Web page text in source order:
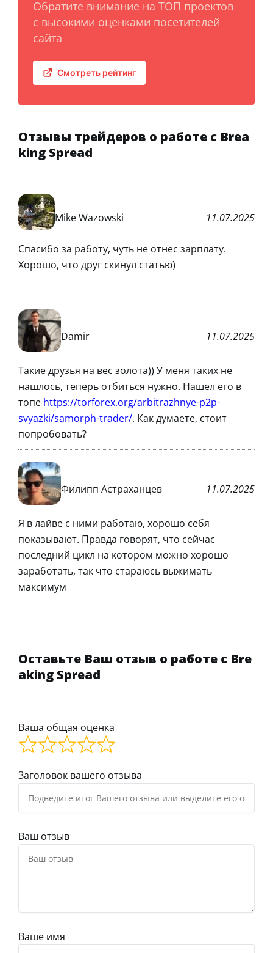
Обратите внимание на ТОП проектов
с высокими оценками посетителей
сайта
Смотреть рейтинг
Отзывы трейдеров о работе с Brea
king Spread
Mike Wazowski 11.07.2025
Спасибо за работу, чуть не отнес зарплату.
Хорошо, что друг скинул статью)
Damir 11.07.2025
Такие друзья на вес золота)) У меня таких не
нашлось, теперь отбиться нужно. Нашел его в
топе https://torforex.org/arbitrazhnye-p2p-
svyazki/samorph-trader/. Как думаете, стоит
попробовать?
Филипп Астраханцев 11.07.2025
Я в лайве с ними работаю, хорошо себя
показывают. Правда говорят, что сейчас
последний цикл на котором можно хорошо
заработать, так что стараюсь выжимать
максимум
Оставьте Ваш отзыв о работе с Bre
aking Spread
Ваша общая оценка
Заголовок вашего отзыва
Ваш отзыв
Ваше имя